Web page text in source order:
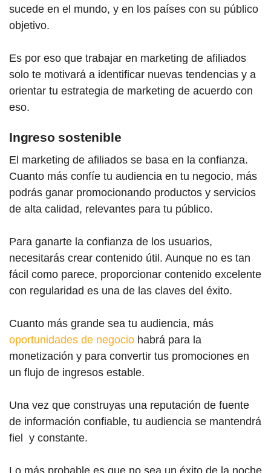
sucede en el mundo, y en los países con su público
objetivo.
Es por eso que trabajar en marketing de afiliados
solo te motivará a identificar nuevas tendencias y a
orientar tu estrategia de marketing de acuerdo con
eso.
Ingreso sostenible
El marketing de afiliados se basa en la confianza.
Cuanto más confíe tu audiencia en tu negocio, más
podrás ganar promocionando productos y servicios
de alta calidad, relevantes para tu público.
Para ganarte la confianza de los usuarios,
necesitarás crear contenido útil. Aunque no es tan
fácil como parece, proporcionar contenido excelente
con regularidad es una de las claves del éxito.
Cuanto más grande sea tu audiencia, más
oportunidades de negocio habrá para la
monetización y para convertir tus promociones en
un flujo de ingresos estable.
Una vez que construyas una reputación de fuente
de información confiable, tu audiencia se mantendrá
fiel y constante.